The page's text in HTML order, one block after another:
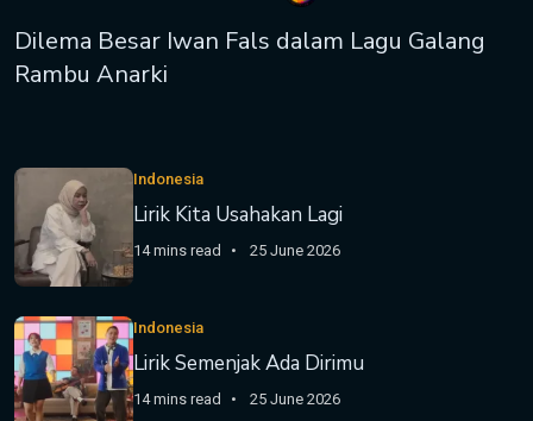
Dilema Besar Iwan Fals dalam Lagu Galang
Rambu Anarki
Indonesia
Lirik Kita Usahakan Lagi
14 mins read 25 June 2026
Indonesia
Lirik Semenjak Ada Dirimu
14 mins read 25 June 2026